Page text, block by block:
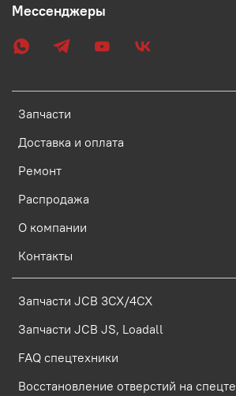
Запчасти
Доставка и оплата
Ремонт
Распродажа
О компании
Контакты
Запчасти JCB 3CX/4CX
Запчасти JCB JS, Loadall
FAQ спецтехники
Восстановление отверстий на
Мессенджеры